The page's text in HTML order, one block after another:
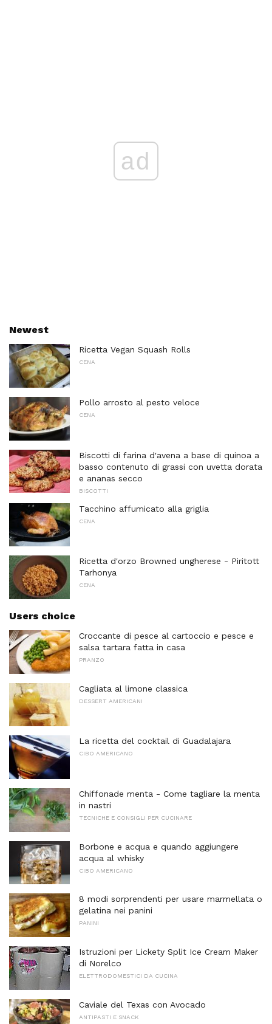
ad
Newest
Ricetta Vegan Squash Rolls
CENA
Pollo arrosto al pesto veloce
CENA
Biscotti di farina d'avena a base di quinoa a
basso contenuto di grassi con uvetta dorata
e ananas secco
BISCOTTI
Tacchino affumicato alla griglia
CENA
Ricetta d'orzo Browned ungherese - Piritott
Tarhonya
CENA
Users choice
Croccante di pesce al cartoccio e pesce e
salsa tartara fatta in casa
PRANZO
Cagliata al limone classica
DESSERT AMERICANI
La ricetta del cocktail di Guadalajara
CIBO AMERICANO
Chiffonade menta - Come tagliare la menta
in nastri
TECNICHE E CONSIGLI PER CUCINARE
Borbone e acqua e quando aggiungere
acqua al whisky
CIBO AMERICANO
8 modi sorprendenti per usare marmellata o
gelatina nei panini
PANINI
Istruzioni per Lickety Split Ice Cream Maker
di Norelco
ELETTRODOMESTICI DA CUCINA
Caviale del Texas con Avocado
ANTIPASTI E SNACK